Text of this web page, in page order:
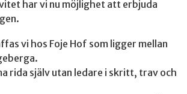
har vi nu möjlighet att erbjuda
vi hos Foje Hof som ligger mellan
rida själv utan ledare i skritt, trav och